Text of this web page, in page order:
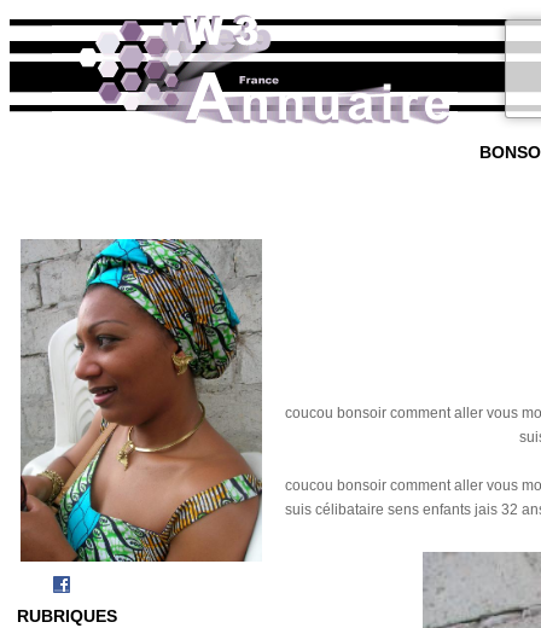
RUBRIQUES
coucou bonsoir comment aller vous
coucou bonsoir comment aller vous
suis célibataire sens enfants jais 32